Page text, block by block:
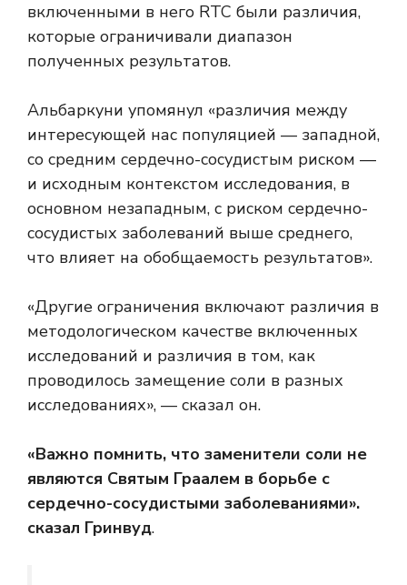
включенными в него RTC были различия,
которые ограничивали диапазон
полученных результатов.
Альбаркуни упомянул «различия между
интересующей нас популяцией — западной,
со средним сердечно-сосудистым риском —
и исходным контекстом исследования, в
основном незападным, с риском сердечно-
сосудистых заболеваний выше среднего,
что влияет на обобщаемость результатов».
«Другие ограничения включают различия в
методологическом качестве включенных
исследований и различия в том, как
проводилось замещение соли в разных
исследованиях», — сказал он.
«Важно помнить, что заменители соли не
являются Святым Граалем в борьбе с
сердечно-сосудистыми заболеваниями».
сказал Гринвуд.